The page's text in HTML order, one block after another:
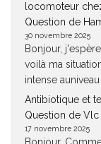
locomoteur
Question de
30 novembre 2025
Bonjour,
voilà ma
intense auniveau
Antibiotique et
Question de Vlc
17 novembre 2025